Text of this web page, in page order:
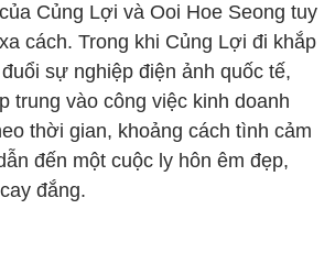
Củng Lợi và Ooi Hoe Seong tuy
cách. Trong khi Củng Lợi đi khắp
sự nghiệp điện ảnh quốc tế,
trung vào công việc kinh doanh
thời gian, khoảng cách tình cảm
đến một cuộc ly hôn êm đẹp,
đắng.